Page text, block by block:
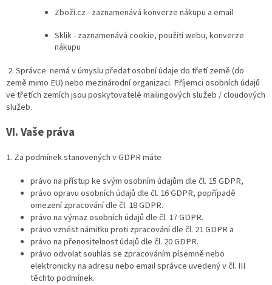
Zboží.cz - zaznamenává konverze nákupu a email
Sklik - zaznamenává cookie, použití webu, konverze
nákupu
2. Správce nemá v úmyslu předat osobní údaje do třetí země (do
země mimo EU) nebo mezinárodní organizaci. Příjemci osobních údajů
ve třetích zemích jsou poskytovatelé mailingových služeb / cloudových
služeb.
VI.Vaše práva
1. Za podmínek stanovených v GDPR máte
právo na přístup ke svým osobním údajům dle čl. 15 GDPR,
právo opravu osobních údajů dle čl. 16 GDPR, popřípadě
omezení zpracování dle čl. 18 GDPR.
právo na výmaz osobních údajů dle čl. 17 GDPR.
právo vznést námitku proti zpracování dle čl. 21 GDPR a
právo na přenositelnost údajů dle čl. 20 GDPR.
právo odvolat souhlas se zpracováním písemně nebo
elektronicky na adresu nebo email správce uvedený v čl. III
těchto podmínek.